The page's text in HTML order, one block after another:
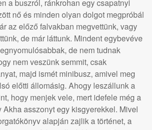
a buszról, ránkrohan egy csapatnyi
nő és minden olyan dolgot megpróbál
az előző falvakban megvettünk, vagy
de már láttunk. Mindent egybevéve
de nem tudnak
nem veszünk semmit, csak
majd ismét minibusz, amivel meg
előtti állomásig. Ahogy leszállunk a
hogy menjek vele, mert idefele még a
Akha asszonyt egy kisgyerekkel. Mivel
alapján zajlik a történet, a